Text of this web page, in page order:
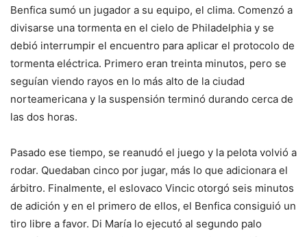
Benfica sumó un jugador a su equipo, el clima. Comenzó a
divisarse una tormenta en el cielo de Philadelphia y se
debió interrumpir el encuentro para aplicar el protocolo de
tormenta eléctrica. Primero eran treinta minutos, pero se
seguían viendo rayos en lo más alto de la ciudad
norteamericana y la suspensión terminó durando cerca de
las dos horas.
Pasado ese tiempo, se reanudó el juego y la pelota volvió a
rodar. Quedaban cinco por jugar, más lo que adicionara el
árbitro. Finalmente, el eslovaco Vincic otorgó seis minutos
de adición y en el primero de ellos, el Benfica consiguió un
tiro libre a favor. Di María lo ejecutó al segundo palo